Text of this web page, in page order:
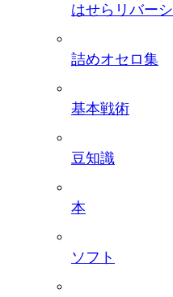
はせらリバーシ
詰めオセロ集
基本戦術
豆知識
本
ソフト